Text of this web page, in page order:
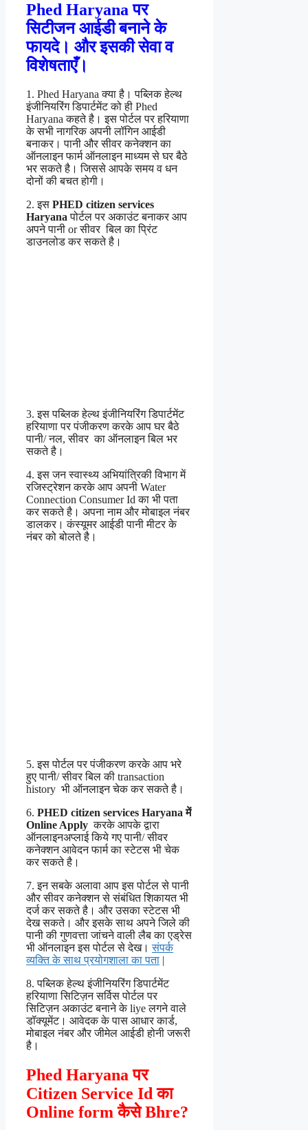
Phed Haryana पर
सिटीजन आईडी बनाने के
फायदे। और इसकी सेवा व
विशेषताएँ।
1. Phed Haryana क्या है। पब्लिक हेल्थ
इंजीनियरिंग डिपार्टमेंट को ही Phed
Haryana कहते है। इस पोर्टल पर हरियाणा
के सभी नागरिक अपनी लॉगिन आईडी
बनाकर। पानी और सीवर कनेक्शन का
ऑनलाइन फार्म ऑनलाइन माध्यम से घर बैठे
भर सकते है। जिससे आपके समय व धन
दोनों की बचत होगी।
2. इस PHED citizen services
Haryanaपोर्टल पर अकाउंट बनाकर आप
अपने पानी or सीवर बिल का प्रिंट
डाउनलोड कर सकते है।
3. इस पब्लिक हेल्थ इंजीनियरिंग डिपार्टमेंट
हरियाणा पर पंजीकरण करके आप घर बैठे
पानी/ नल, सीवर का ऑनलाइन बिल भर
सकते है।
4. इस जन स्वास्थ्य अभियांत्रिकी विभाग में
रजिस्ट्रेशन करके आप अपनी Water
Connection Consumer Id का भी पता
कर सकते है। अपना नाम और मोबाइल नंबर
डालकर। कंस्यूमर आईडी पानी मीटर के
नंबर को बोलते है।
5. इस पोर्टल पर पंजीकरण करके आप भरे
हुए पानी/ सीवर बिल की transaction
history भी ऑनलाइन चेक कर सकते है।
6. PHED citizen services Haryana में
Online Apply करके आपके द्वारा
ऑनलाइनअप्लाई किये गए पानी/ सीवर
कनेक्शन आवेदन फार्म का स्टेटस भी चेक
कर सकते है।
7. इन सबके अलावा आप इस पोर्टल से पानी
और सीवर कनेक्शन से संबंधित शिकायत भी
दर्ज कर सकते है। और उसका स्टेटस भी
देख सकते। और इसके साथ अपने जिले की
पानी की गुणवत्ता जांचने वाली लैब का एड्रेस
भी ऑनलाइन इस पोर्टल से देख।संपर्क
व्यक्ति के साथ प्रयोगशाला का पता |
8. पब्लिक हेल्थ इंजीनियरिंग डिपार्टमेंट
हरियाणा सिटिज़न सर्विस पोर्टल पर
सिटिज़न अकाउंट बनाने के liye लगने वाले
डॉक्यूमेंट। आवेदक के पास आधार कार्ड,
मोबाइल नंबर और जीमेल आईडी होनी जरूरी
है।
Phed Haryana पर
Citizen Service Id का
Online form कैसे Bhre?